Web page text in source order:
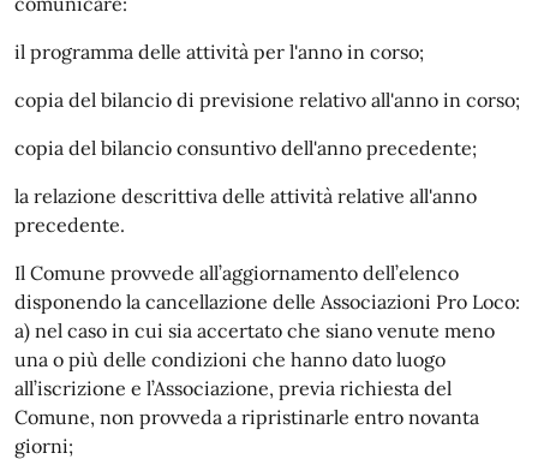
il programma delle attività per l'anno in corso;
copia del bilancio di previsione relativo all'anno in corso;
copia del bilancio consuntivo dell'anno precedente;
la relazione descrittiva delle attività relative all'anno
precedente.
Il Comune provvede all’aggiornamento dell’elenco
disponendo la cancellazione delle Associazioni Pro Loco:
a) nel caso in cui sia accertato che siano venute meno
una o più delle condizioni che hanno dato luogo
all’iscrizione e l’Associazione, previa richiesta del
Comune, non provveda a ripristinarle entro novanta
giorni;